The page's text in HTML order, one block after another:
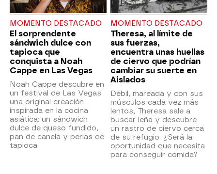
MOMENTO DESTACADO
El sorprendente
sándwich dulce con
tapioca que
conquista a Noah
Cappe en Las Vegas
Noah Cappe descubre en
un festival de Las Vegas
una original creación
inspirada en la cocina
asiática: un sándwich
dulce de queso fundido,
pan de canela y perlas de
tapioca.
MOMENTO DESTACADO
Theresa, al límite de
sus fuerzas,
encuentra unas huellas
de ciervo que podrían
cambiar su suerte en
Aislados
Débil, mareada y con sus
músculos cada vez más
lentos, Theresa sale a
buscar leña y descubre
un rastro de ciervo cerca
de su refugio. ¿Será la
oportunidad que necesita
para conseguir comida?